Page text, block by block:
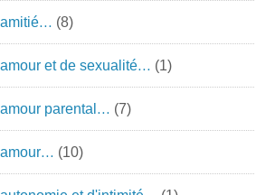
(8)
et de sexualité… (1)
parental… (7)
(10)